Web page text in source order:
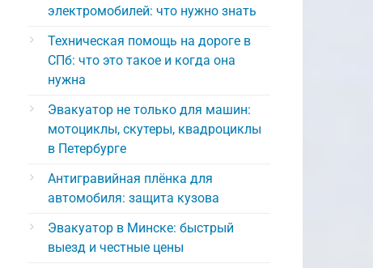
электромобилей: что нужно знать
Техническая помощь на дороге в
СПб: что это такое и когда она
нужна
Эвакуатор не только для машин:
мотоциклы, скутеры, квадроциклы
в Петербурге
Антигравийная плёнка для
автомобиля: защита кузова
Эвакуатор в Минске: быстрый
выезд и честные цены